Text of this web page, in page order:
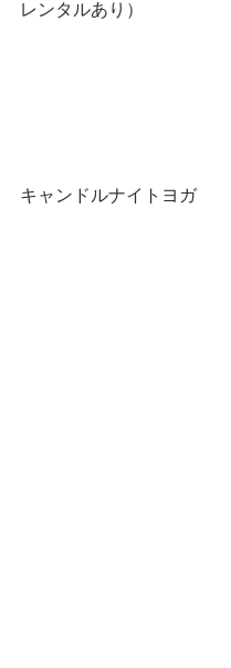
レンタルあり）
キャンドルナイトヨガ